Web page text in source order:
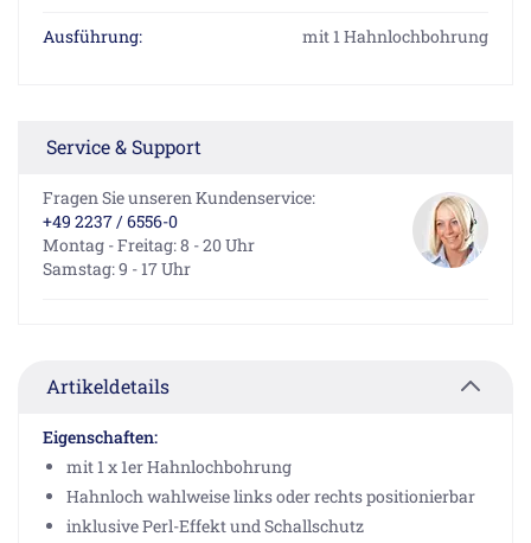
Ausführung: mit 1 Hahnlochbohrung
Service & Support
Fragen Sie unseren Kundenservice:
+49 2237 / 6556-0
Montag - Freitag: 8 - 20 Uhr
Samstag: 9 - 17 Uhr
Artikeldetails
Eigenschaften:
mit 1 x 1er Hahnlochbohrung
Hahnloch wahlweise links oder rechts positionierbar
inklusive Perl-Effekt und Schallschutz